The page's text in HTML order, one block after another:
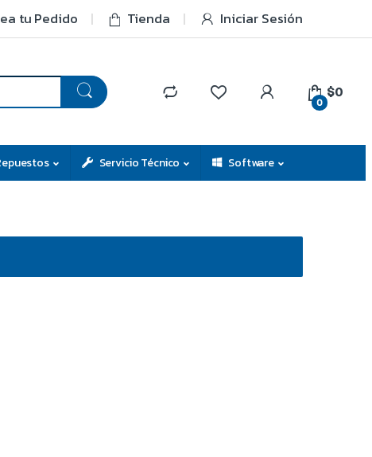
tu Pedido Tienda Iniciar Sesión
0
$0
Servicio Técnico Software